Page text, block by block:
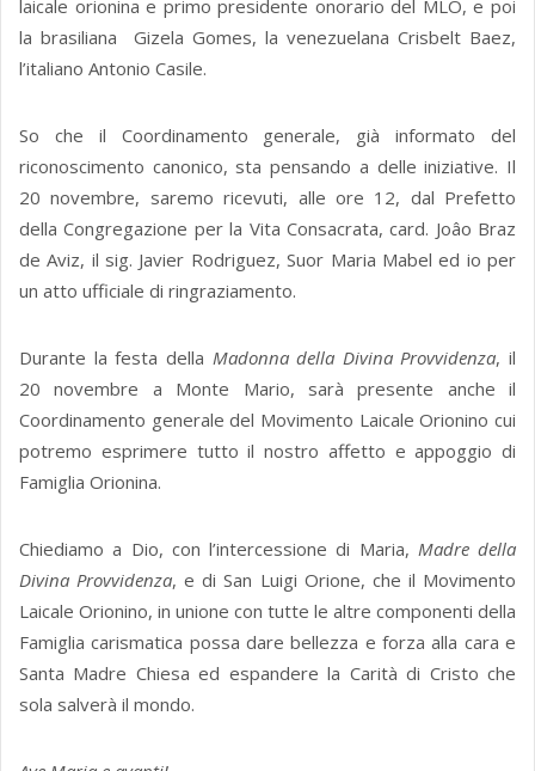
laicale orionina e primo presidente onorario del MLO, e poi
la brasiliana Gizela Gomes, la venezuelana Crisbelt Baez,
l’italiano Antonio Casile.
So che il Coordinamento generale, già informato del
riconoscimento canonico, sta pensando a delle iniziative. Il
20 novembre, saremo ricevuti, alle ore 12, dal Prefetto
della Congregazione per la Vita Consacrata, card. Joâo Braz
de Aviz, il sig. Javier Rodriguez, Suor Maria Mabel ed io per
un atto ufficiale di ringraziamento.
Durante la festa della Madonna della Divina Provvidenza, il
20 novembre a Monte Mario, sarà presente anche il
Coordinamento generale del Movimento Laicale Orionino cui
potremo esprimere tutto il nostro affetto e appoggio di
Famiglia Orionina.
Chiediamo a Dio, con l’intercessione di Maria, Madre della
Divina Provvidenza, e di San Luigi Orione, che il Movimento
Laicale Orionino, in unione con tutte le altre componenti della
Famiglia carismatica possa dare bellezza e forza alla cara e
Santa Madre Chiesa ed espandere la Carità di Cristo che
sola salverà il mondo.